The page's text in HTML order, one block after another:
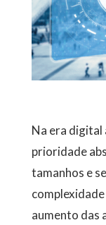
Na era digital
prioridade
tamanhos e
aumento das